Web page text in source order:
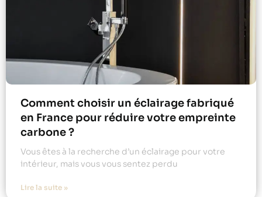
Comment choisir un éclairage fabriqué
en France pour réduire votre empreinte
carbone ?
Vous êtes à la recherche d’un éclairage pour votre
intérieur, mais vous vous sentez perdu
Lire la suite »